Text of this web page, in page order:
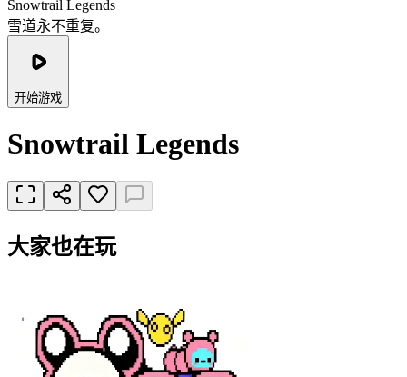
Snowtrail Legends
雪道永不重复。
开始游戏
Snowtrail Legends
大家也在玩